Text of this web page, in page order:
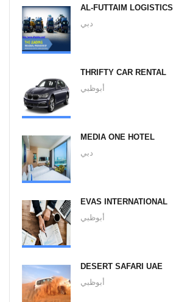
AL-FUTTAIM LOGISTICS
دبي
THRIFTY CAR RENTAL
أبوظبي
MEDIA ONE HOTEL
دبي
EVAS INTERNATIONAL
أبوظبي
DESERT SAFARI UAE
أبوظبي